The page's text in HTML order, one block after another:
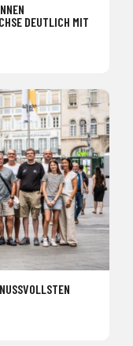
DEUTLICH MIT